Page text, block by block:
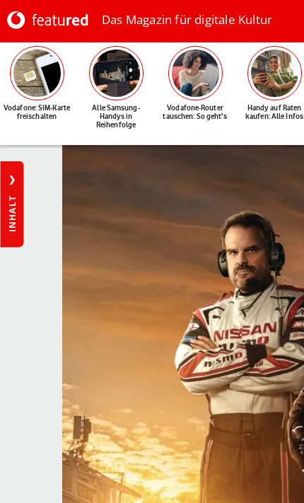
Das Magazin für digitale Kultur
Vodafone: SIM-Karte
freischalten
Alle Samsung-
Handys in
Reihenfolge
Vodafone-Router
tauschen: So geht's
Handy auf Raten
kaufen: Alle Infos
INHALT